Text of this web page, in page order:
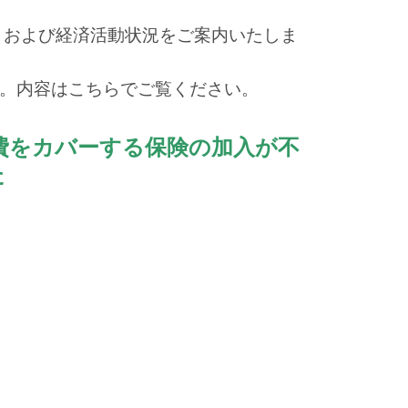
よび経済活動状況をご案内いたしま
内容はこちらでご覧ください。
をカバーする保険の加入が不